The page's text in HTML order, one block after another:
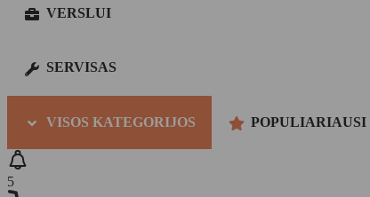
VERSLUI
SERVISAS
VISOS KATEGORIJOS POPULIARIAUSI
5